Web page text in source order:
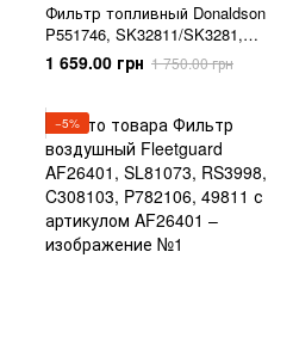
Фильтр топливный Donaldson
P551746, SK32811/SK3281,
FS19591/FS19934, WK1175X,
33780
1 659.00 грн 1 750.00 грн
−5%